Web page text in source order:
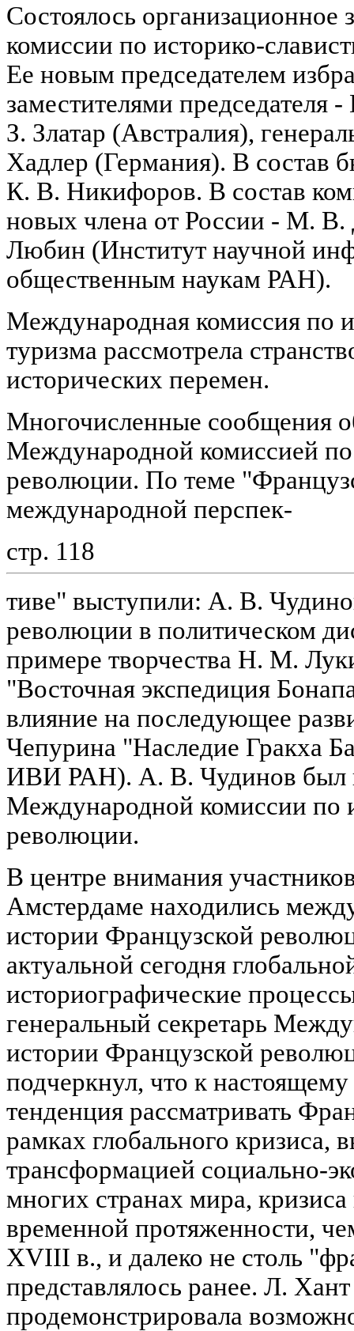
Состоялось
комиссии по историко-
Ее новым председателем
заместителями
З. Златар (Австралия),
Хадлер (Германия). В состав
К. В. Никифоров. В состав
новых члена от России - М.
Любин (Институт научной
общественным наукам РАН).
Международная комиссия по
туризма рассмотрела
исторических перемен.
Многочисленные сообщения
Международной комиссией
революции. По теме
международной перспек-
стр. 118
тиве" выступили: А. В.
революции в политическом
примере творчества Н. М.
"Восточная экспедиция
влияние на последующее
Чепурина "Наследие Гракха
ИВИ РАН). А. В. Чудинов был
Международной комиссии по
революции.
В центре внимания
Амстердаме находились
истории Французской
актуальной сегодня
историографические
генеральный секретарь
истории Французской
подчеркнул, что к
тенденция рассматривать
рамках глобального кризиса,
трансформацией социально-
многих странах мира,
временной протяженности,
XVIII в., и далеко не столь
представлялось ранее. Л.
продемонстрировала